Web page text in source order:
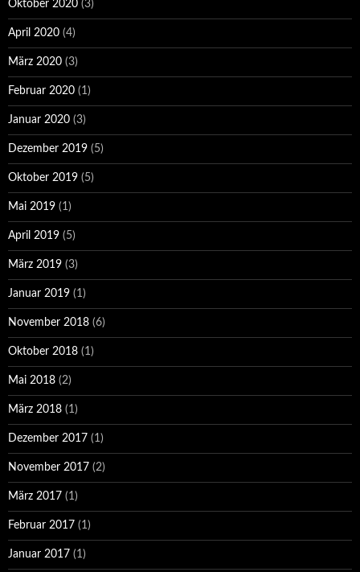
Oktober 2020 (3)
April 2020 (4)
März 2020 (3)
Februar 2020 (1)
Januar 2020 (3)
Dezember 2019 (5)
Oktober 2019 (5)
Mai 2019 (1)
April 2019 (5)
März 2019 (3)
Januar 2019 (1)
November 2018 (6)
Oktober 2018 (1)
Mai 2018 (2)
März 2018 (1)
Dezember 2017 (1)
November 2017 (2)
März 2017 (1)
Februar 2017 (1)
Januar 2017 (1)